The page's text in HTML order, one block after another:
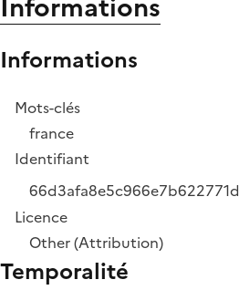
Informations
Informations
Mots-clés
france
Identifiant
66d3afa8e5c966e7b622771d
Licence
Other (Attribution)
Temporalité